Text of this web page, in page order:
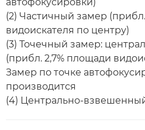
(2) Частичный замер
видоискателя по центру)
(3) Точечный замер:
(прибл. 2,7% площади
Замер по точке
производится
(4) Центрально-